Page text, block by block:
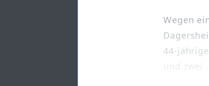
Wegen
44-
und zwei ...